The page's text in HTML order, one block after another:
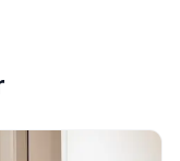
som passer